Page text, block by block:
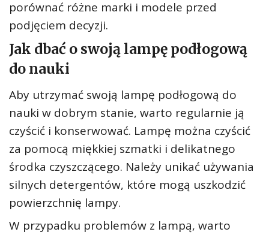
porównać różne marki i modele przed
podjęciem decyzji.
Jak dbać o swoją lampę podłogową
do nauki
Aby utrzymać swoją lampę podłogową do
nauki w dobrym stanie, warto regularnie ją
czyścić i konserwować. Lampę można czyścić
za pomocą miękkiej szmatki i delikatnego
środka czyszczącego. Należy unikać używania
silnych detergentów, które mogą uszkodzić
powierzchnię lampy.
W przypadku problemów z lampą, warto